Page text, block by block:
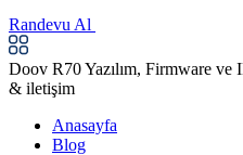
Randevu Al
Doov R70 Yazılım, Firmware
& iletişim
Anasayfa
Blog